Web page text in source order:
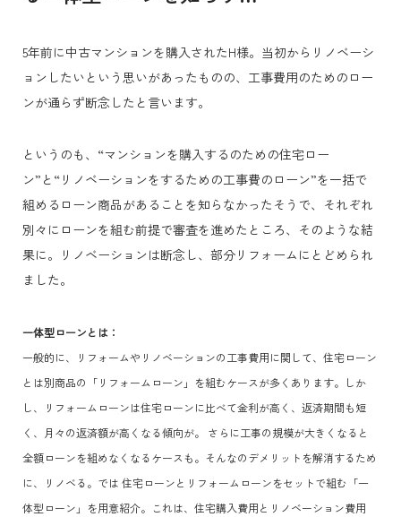
5年前に中古マンションを購入されたH様。当初からリノベーシ
ョンしたいという思いがあったものの、工事費用のためのロー
ンが通らず断念したと言います。
というのも、“マンションを購入するのための住宅ロー
ン”と“リノベーションをするための工事費のローン”を一括で
組めるローン商品があることを知らなかったそうで、それぞれ
別々にローンを組む前提で審査を進めたところ、そのような結
果に。リノベーションは断念し、部分リフォームにとどめられ
ました。
一体型ローンとは：
一般的に、リフォームやリノベーションの工事費用に関して、住宅ローン
とは別商品の「リフォームローン」を組むケースが多くあります。しか
し、リフォームローンは住宅ローンに比べて金利が高く、返済期間も短
く、月々の返済額が高くなる傾向が。 さらに工事の規模が大きくなると
全額ローンを組めなくなるケースも。 そんなのデメリットを解消するため
に、リノベる。では 住宅ローンとリフォームローンをセットで組む「一
体型ローン」を用意紹介。これは、住宅購入費用とリノベーション費用